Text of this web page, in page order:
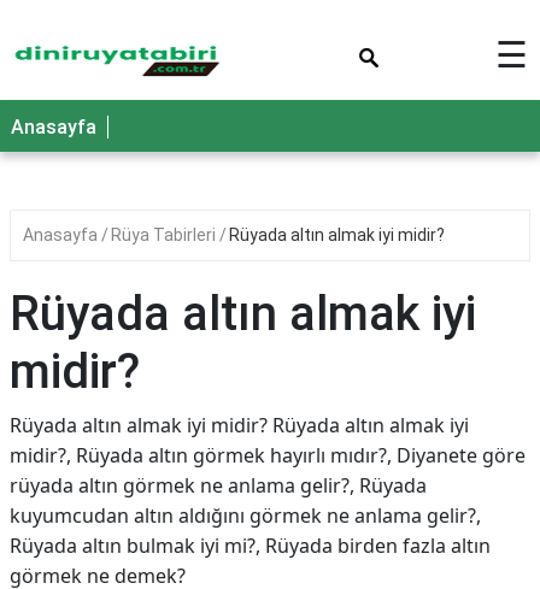
☰
Anasayfa
Anasayfa Rüya Tabirleri Rüyada altın almak iyi midir?
Rüyada altın almak iyi
midir?
Rüyada altın almak iyi midir? Rüyada altın almak iyi
midir?, Rüyada altın görmek hayırlı mıdır?, Diyanete göre
rüyada altın görmek ne anlama gelir?, Rüyada
kuyumcudan altın aldığını görmek ne anlama gelir?,
Rüyada altın bulmak iyi mi?, Rüyada birden fazla altın
görmek ne demek?